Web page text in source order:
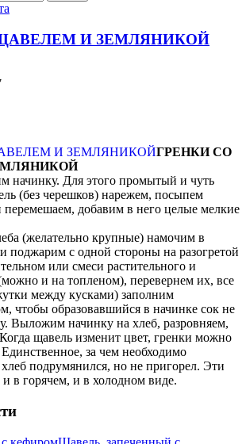
И ЗЕМЛЯНИКОЙ
ГРЕНКИ СО
начинку. Для этого промытый и чуть
(без черешков) нарежем, посыпем
добавим в него целые мелкие
(желательно крупные) намочим в
поджарим с одной стороны на разогретой
или смеси растительного и
и на топленом), перевернем их, все
между кусками) заполним
чтобы образовавшийся в начинке сок не
Выложим начинку на хлеб, разровняем,
щавель изменит цвет, гренки можно
за чем необходимо
подрумянился, но не пригорел. Эти
в горячем, и в холодном виде.